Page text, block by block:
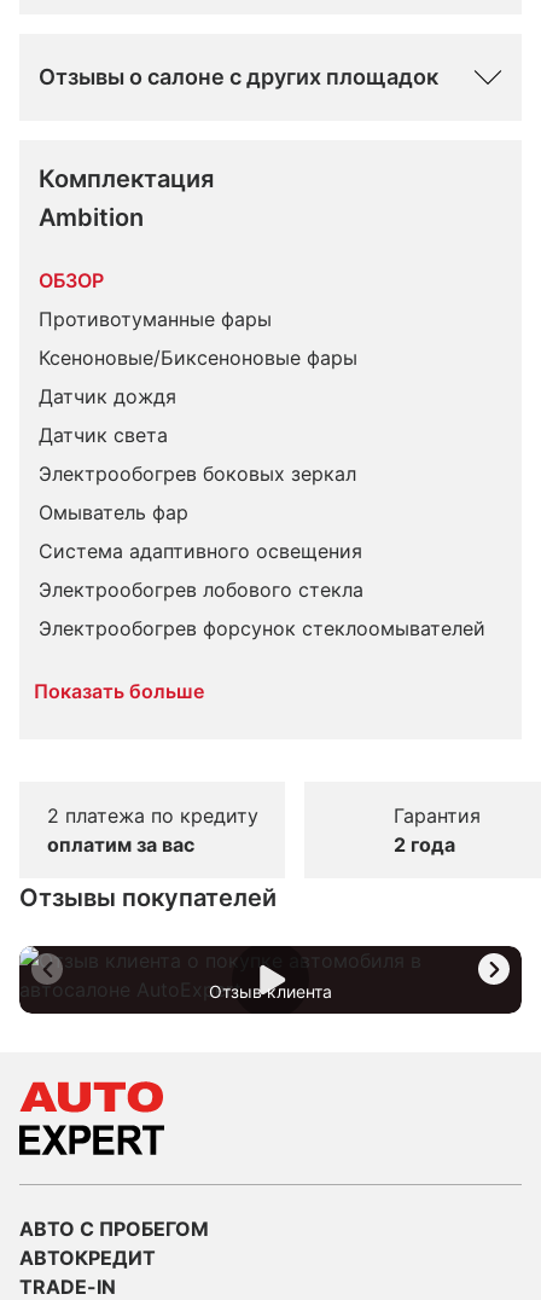
Отзывы о салоне с других площадок
Комплектация
Ambition
ОБЗОР
Противотуманные фары
Ксеноновые/Биксеноновые фары
Датчик дождя
Датчик света
Электрообогрев боковых зеркал
Омыватель фар
Система адаптивного освещения
Электрообогрев лобового стекла
Электрообогрев форсунок стеклоомывателей
Показать больше
2 платежа по кредиту
оплатим за вас
Гарантия
2 года
Отзывы покупателей
Отзыв клиента
АВТО С ПРОБЕГОМ
АВТОКРЕДИТ
TRADE-IN